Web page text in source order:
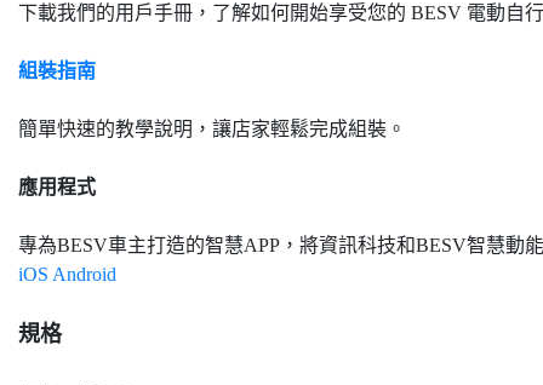
下載我們的用戶手冊，了解如何開始享受您的 BESV 電動自
組裝指南
簡單快速的教學說明，讓店家輕鬆完成組裝。
應用程式
專為BESV車主打造的智慧APP，將資訊科技和BESV智慧動
iOS Android
規格